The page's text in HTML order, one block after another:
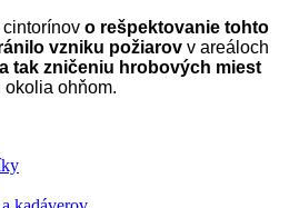
cintorínov o rešpektovanie tohto
vzniku požiarovv areáloch
tak zničeniu hrobových miest
okolia ohňom.